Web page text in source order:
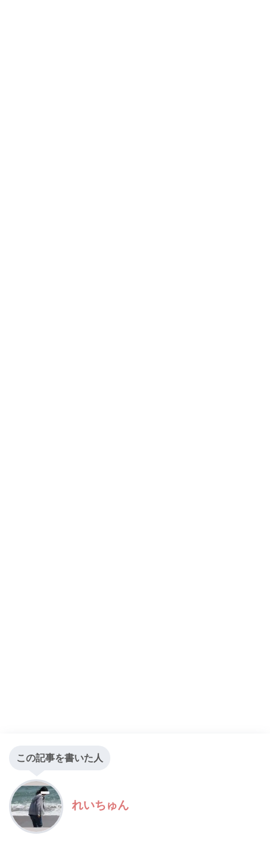
この記事を書いた人
れいちゅん